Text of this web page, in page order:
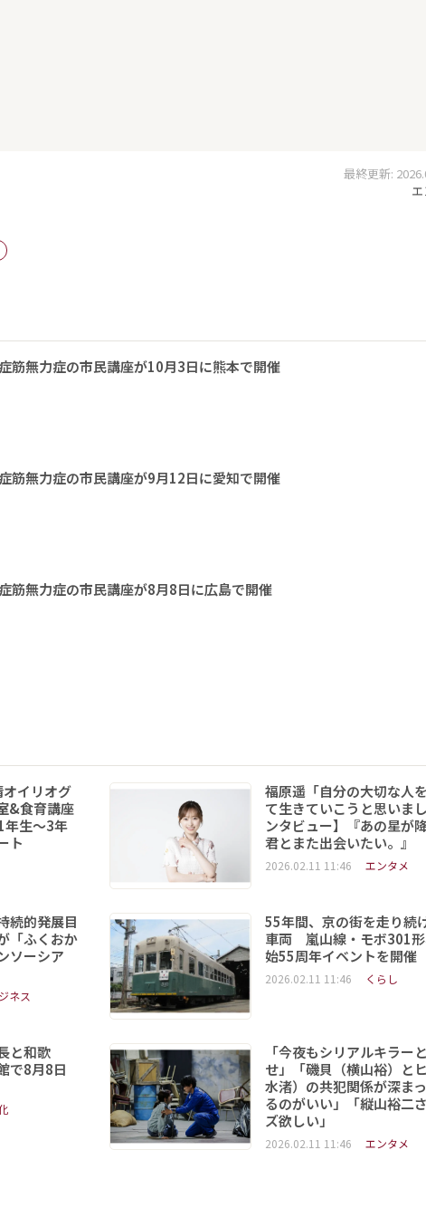
最終更新:
無力症の市民講座が10月3日に熊本で開催
無力症の市民講座が9月12日に愛知で開催
無力症の市民講座が8月8日に広島で開催
イリオグ
&食育講座
生～3年
ト
福原遥「自分の大切な人
て生きていこうと思いま
ンタビュー】『あの星が降
君とまた出会いたい。』
2026.02.11 11:46 エンタメ
続的発展目
「ふくおか
ソーシア
ネス
55年間、京の街を走り続
車両 嵐山線・モボ301形
始55周年イベントを開催
2026.02.11 11:46 くらし
と和歌
で8月8日
「今夜もシリアルキラー
せ」「磯貝（横山裕）と
水渚）の共犯関係が深ま
るのがいい」「縦山裕二
ズ欲しい」
2026.02.11 11:46 エンタメ